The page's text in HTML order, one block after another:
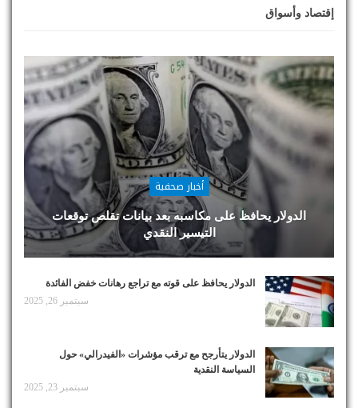
إقتصاد وأسواق
أخبار صحفية
الدولار يحافظ على مكاسبه بعد بيانات تقلص توقعات
التيسير النقدي
الدولار يحافظ على قوته مع تراجع رهانات خفض الفائدة
سبتمبر 26, 2025
الدولار يتأرجح مع ترقب مؤشرات «الفيدرالي» حول
السياسة النقدية
سبتمبر 23, 2025